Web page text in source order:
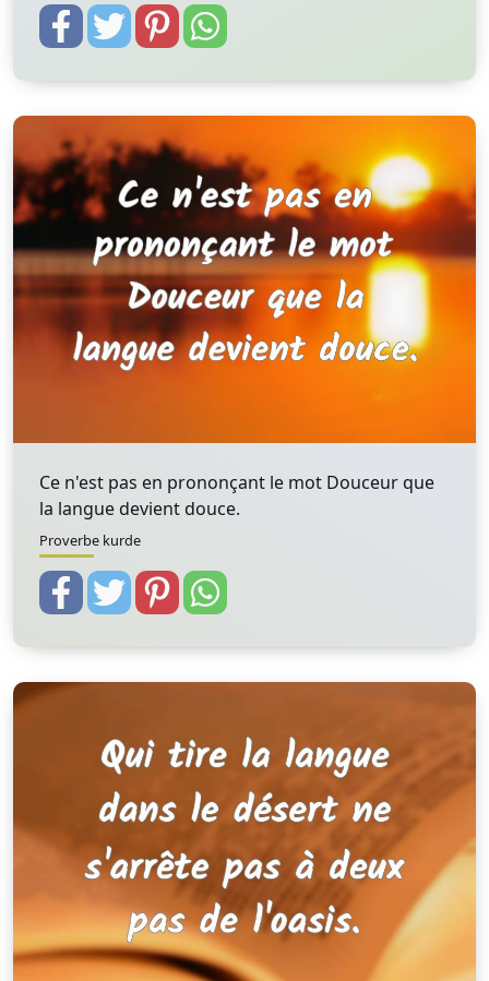
Ce n'est pas en prononçant le mot Douceur que
la langue devient douce.
Proverbe kurde